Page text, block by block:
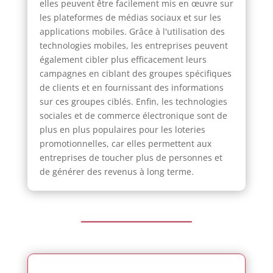
elles peuvent être facilement mis en œuvre sur
les plateformes de médias sociaux et sur les
applications mobiles. Grâce à l'utilisation des
technologies mobiles, les entreprises peuvent
également cibler plus efficacement leurs
campagnes en ciblant des groupes spécifiques
de clients et en fournissant des informations
sur ces groupes ciblés. Enfin, les technologies
sociales et de commerce électronique sont de
plus en plus populaires pour les loteries
promotionnelles, car elles permettent aux
entreprises de toucher plus de personnes et
de générer des revenus à long terme.